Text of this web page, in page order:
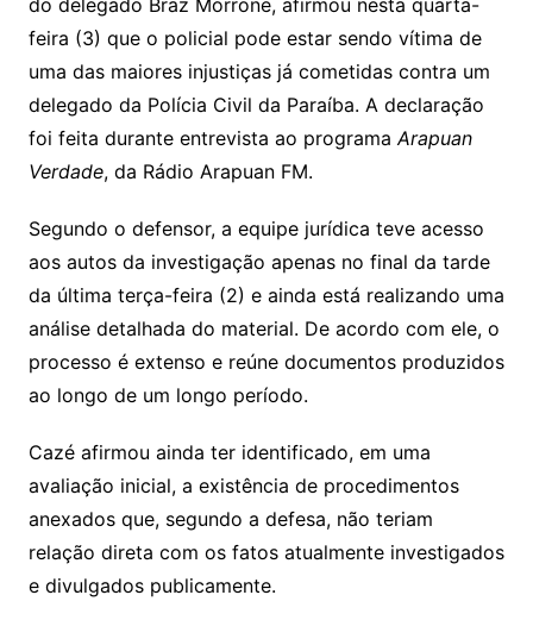
feira (3) que o policial pode estar sendo vítima de
uma das maiores injustiças já cometidas contra um
delegado da Polícia Civil da Paraíba. A declaração
foi feita durante entrevista ao programa Arapuan
Verdade, da Rádio Arapuan FM.
Segundo o defensor, a equipe jurídica teve acesso
aos autos da investigação apenas no final da tarde
da última terça-feira (2) e ainda está realizando uma
análise detalhada do material. De acordo com ele, o
processo é extenso e reúne documentos produzidos
ao longo de um longo período.
Cazé afirmou ainda ter identificado, em uma
avaliação inicial, a existência de procedimentos
anexados que, segundo a defesa, não teriam
relação direta com os fatos atualmente investigados
e divulgados publicamente.